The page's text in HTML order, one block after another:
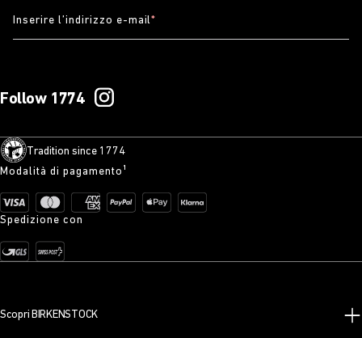
Inserire l’indirizzo e-mail*
Follow 1774
Tradition since 1774
Modalità di pagamento¹
Spedizione con
Scopri BIRKENSTOCK